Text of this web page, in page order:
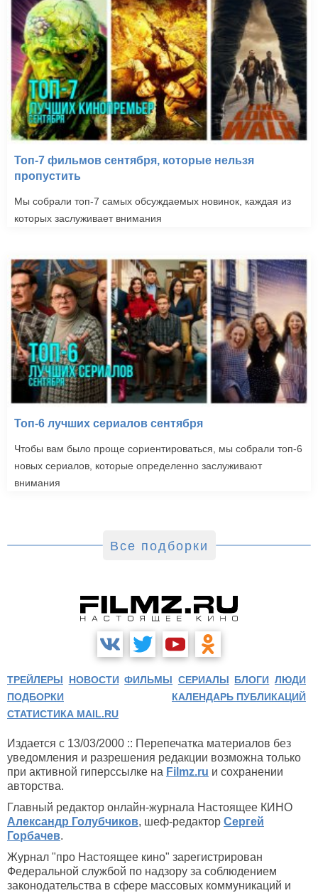
Топ-7 фильмов сентября, которые нельзя
пропустить
Мы собрали топ-7 самых обсуждаемых новинок, каждая из
которых заслуживает внимания
Топ-6 лучших сериалов сентября
Чтобы вам было проще сориентироваться, мы собрали топ-6
новых сериалов, которые определенно заслуживают
внимания
Все подборки
ТРЕЙЛЕРЫ НОВОСТИ ФИЛЬМЫ СЕРИАЛЫ БЛОГИ ЛЮДИ
ПОДБОРКИ
КАЛЕНДАРЬ ПУБЛИКАЦИЙ
СТАТИСТИКА MAIL.RU
Издается с 13/03/2000 :: Перепечатка материалов без
уведомления и разрешения редакции возможна только
при активной гиперссылке на Filmz.ru и сохранении
авторства.
Главный редактор онлайн-журнала Настоящее КИНО
Александр Голубчиков, шеф-редактор Сергей
Горбачев.
Журнал "про Настоящее кино" зарегистрирован
Федеральной службой по надзору за соблюдением
законодательства в сфере массовых коммуникаций и